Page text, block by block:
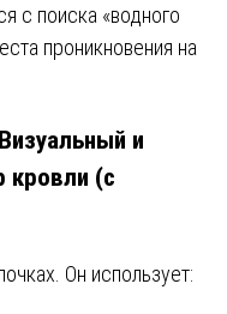
с поиска «водного
проникновения на
и
кровли (с
Он использует: